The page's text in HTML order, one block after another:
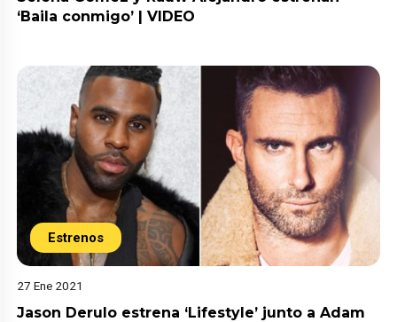
‘Baila conmigo’ | VIDEO
Estrenos
27 Ene 2021
Jason Derulo estrena ‘Lifestyle’ junto a Adam